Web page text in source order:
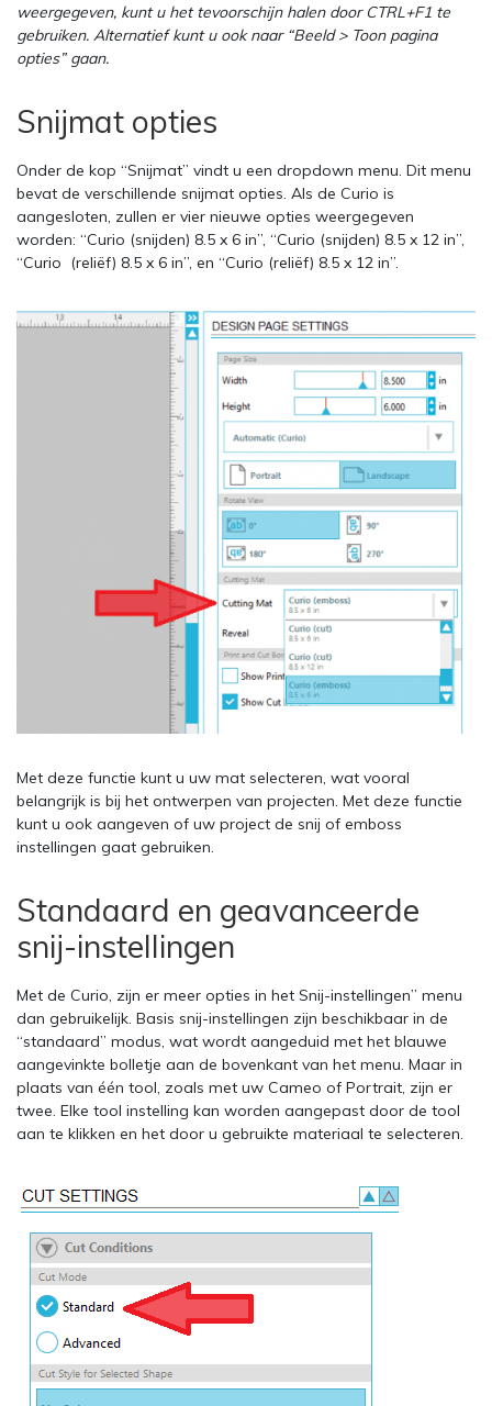
weergegeven, kunt u het tevoorschijn halen door CTRL+F1 te
gebruiken. Alternatief kunt u ook naar “Beeld > Toon pagina
opties” gaan.
Snijmat opties
Onder de kop “Snijmat” vindt u een dropdown menu. Dit menu
bevat de verschillende snijmat opties. Als de Curio is
aangesloten, zullen er vier nieuwe opties weergegeven
worden: “Curio (snijden) 8.5 x 6 in”, “Curio (snijden) 8.5 x 12 in”,
“Curio (reliëf) 8.5 x 6 in”, en “Curio (reliëf) 8.5 x 12 in”.
Met deze functie kunt u uw mat selecteren, wat vooral
belangrijk is bij het ontwerpen van projecten. Met deze functie
kunt u ook aangeven of uw project de snij of emboss
instellingen gaat gebruiken.
Standaard en geavanceerde
snij-instellingen
Met de Curio, zijn er meer opties in het Snij-instellingen” menu
dan gebruikelijk. Basis snij-instellingen zijn beschikbaar in de
“standaard” modus, wat wordt aangeduid met het blauwe
aangevinkte bolletje aan de bovenkant van het menu. Maar in
plaats van één tool, zoals met uw Cameo of Portrait, zijn er
twee. Elke tool instelling kan worden aangepast door de tool
aan te klikken en het door u gebruikte materiaal te selecteren.